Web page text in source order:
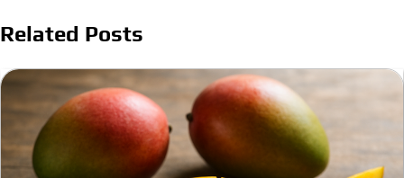
Related Posts